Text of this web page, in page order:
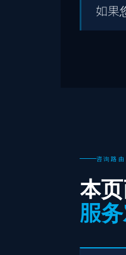
如果
咨询路
本
服